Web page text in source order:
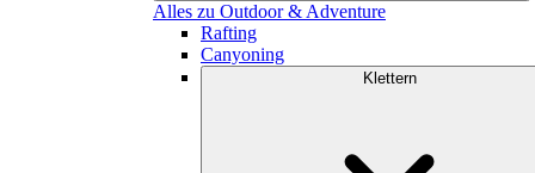
Alles zu Outdoor & Adventure
Rafting
Canyoning
Klettern